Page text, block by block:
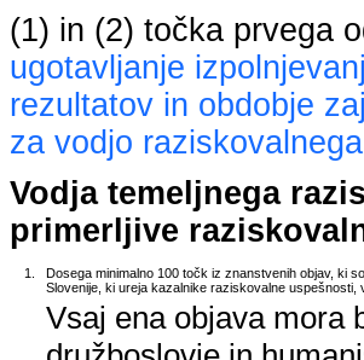
(1) in (2) točka prvega
ugotavljanje
rezultatov in obdobje
za vodjo
Vodja temeljnega
primerljive
1.
Dosega minimalno 100 točk iz znanstvenih objav, ki
Slovenije, ki ureja kazalnike raziskovalne uspešnosti,
Vsaj ena objava mora